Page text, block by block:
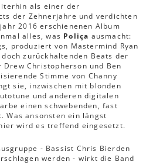
als einer der
der Zehnerjahre und verdichten
2016 erschienenen Album
alles, was Poliça ausmacht:
produziert von Mastermind Ryan
zurückhaltenden Beats der
Drew Christopherson und Ben
Stimme von Channy
sie, inzwischen mit blonden
und anderen digitalen
einen schwebenden, fast
Was ansonsten ein längst
wird es treffend eingesetzt.
- Bassist Chris Bierden
werden - wirkt die Band